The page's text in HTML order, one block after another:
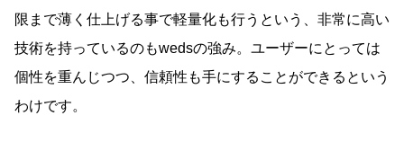
限まで薄く仕上げる事で軽量化も行うという、非常に高い
技術を持っているのもwedsの強み。ユーザーにとっては
個性を重んじつつ、信頼性も手にすることができるという
わけです。